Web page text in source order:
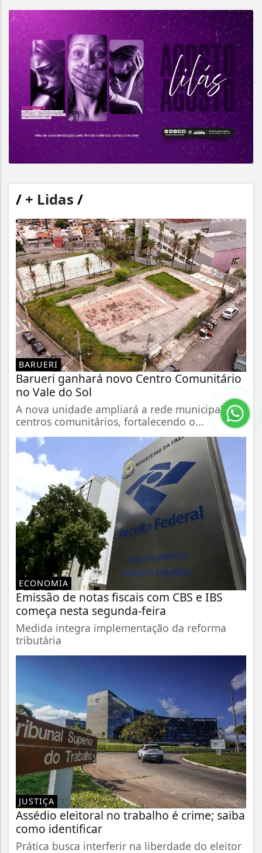
/ + Lidas /
BARUERI
Barueri ganhará novo Centro Comunitário
no Vale do Sol
A nova unidade ampliará a rede municipal de
centros comunitários, fortalecendo o...
ECONOMIA
Emissão de notas fiscais com CBS e IBS
começa nesta segunda-feira
Medida integra implementação da reforma
tributária
JUSTIÇA
Assédio eleitoral no trabalho é crime; saiba
como identificar
Prática busca interferir na liberdade do eleitor